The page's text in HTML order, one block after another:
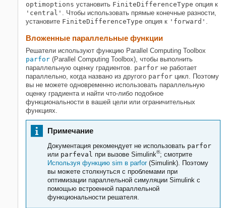
optimoptions установить FiniteDifferenceType опция к
'central' . Чтобы использовать прямые конечные разности,
установите FiniteDifferenceType опция к 'forward' .
Вложенные параллельные функции
Решатели используют функцию Parallel Computing Toolbox
parfor (Parallel Computing Toolbox), чтобы выполнить
параллельную оценку градиентов. parfor не работает
параллельно, когда названо из другого parfor цикл. Поэтому
вы не можете одновременно использовать параллельную
оценку градиента и найти что-либо подобное
функциональности в вашей цели или ограничительных
функциях.
Примечание
Документация рекомендует не использовать parfor
или parfeval при вызове Simulink®; смотрите
Используя функцию sim в parfor(Simulink). Поэтому
вы можете столкнуться с проблемами при
оптимизации параллельной симуляции Simulink с
помощью встроенной параллельной
функциональности решателя.